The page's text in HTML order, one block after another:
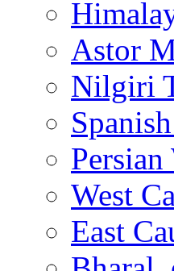
Astor
Nilgiri
West
East